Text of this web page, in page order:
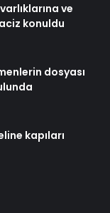
ve
konuldu
dosyası
kapıları